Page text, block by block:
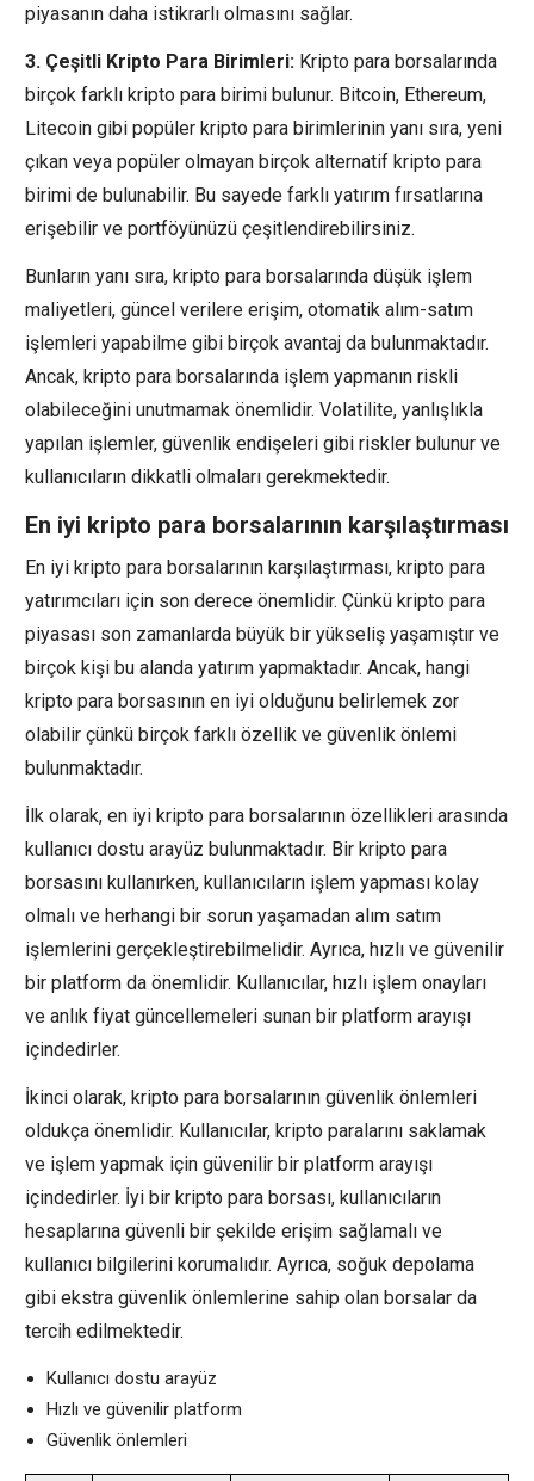
piyasanın daha istikrarlı olmasını sağlar.
3. Çeşitli Kripto Para Birimleri: Kripto para borsalarında
birçok farklı kripto para birimi bulunur. Bitcoin, Ethereum,
Litecoin gibi popüler kripto para birimlerinin yanı sıra, yeni
çıkan veya popüler olmayan birçok alternatif kripto para
birimi de bulunabilir. Bu sayede farklı yatırım fırsatlarına
erişebilir ve portföyünüzü çeşitlendirebilirsiniz.
Bunların yanı sıra, kripto para borsalarında düşük işlem
maliyetleri, güncel verilere erişim, otomatik alım-satım
işlemleri yapabilme gibi birçok avantaj da bulunmaktadır.
Ancak, kripto para borsalarında işlem yapmanın riskli
olabileceğini unutmamak önemlidir. Volatilite, yanlışlıkla
yapılan işlemler, güvenlik endişeleri gibi riskler bulunur ve
kullanıcıların dikkatli olmaları gerekmektedir.
En iyi kripto para borsalarının karşılaştırması
En iyi kripto para borsalarının karşılaştırması, kripto para
yatırımcıları için son derece önemlidir. Çünkü kripto para
piyasası son zamanlarda büyük bir yükseliş yaşamıştır ve
birçok kişi bu alanda yatırım yapmaktadır. Ancak, hangi
kripto para borsasının en iyi olduğunu belirlemek zor
olabilir çünkü birçok farklı özellik ve güvenlik önlemi
bulunmaktadır.
İlk olarak, en iyi kripto para borsalarının özellikleri arasında
kullanıcı dostu arayüz bulunmaktadır. Bir kripto para
borsasını kullanırken, kullanıcıların işlem yapması kolay
olmalı ve herhangi bir sorun yaşamadan alım satım
işlemlerini gerçekleştirebilmelidir. Ayrıca, hızlı ve güvenilir
bir platform da önemlidir. Kullanıcılar, hızlı işlem onayları
ve anlık fiyat güncellemeleri sunan bir platform arayışı
içindedirler.
İkinci olarak, kripto para borsalarının güvenlik önlemleri
oldukça önemlidir. Kullanıcılar, kripto paralarını saklamak
ve işlem yapmak için güvenilir bir platform arayışı
içindedirler. İyi bir kripto para borsası, kullanıcıların
hesaplarına güvenli bir şekilde erişim sağlamalı ve
kullanıcı bilgilerini korumalıdır. Ayrıca, soğuk depolama
gibi ekstra güvenlik önlemlerine sahip olan borsalar da
tercih edilmektedir.
Kullanıcı dostu arayüz
Hızlı ve güvenilir platform
Güvenlik önlemleri